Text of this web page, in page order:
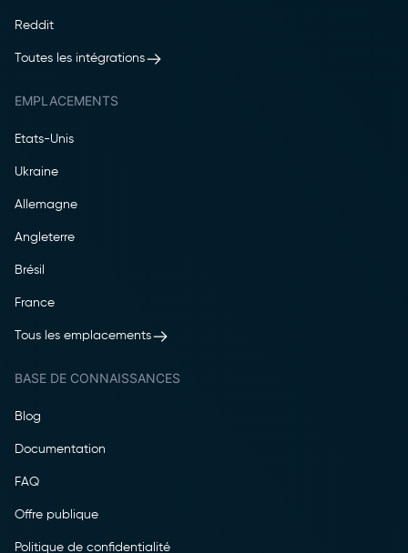
Reddit
Toutes les intégrations
EMPLACEMENTS
Etats-Unis
Ukraine
Allemagne
Angleterre
Brésil
France
Tous les emplacements
BASE DE CONNAISSANCES
Blog
Documentation
FAQ
Offre publique
Politique de confidentialité